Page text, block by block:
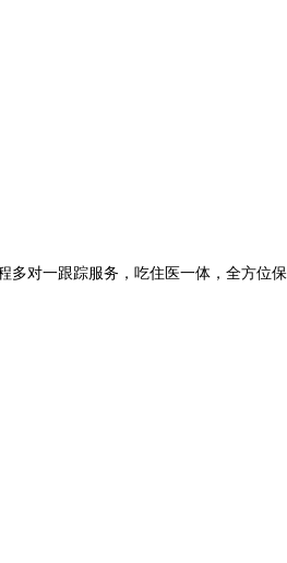
多对一跟踪服务，吃住医一体，全方位保